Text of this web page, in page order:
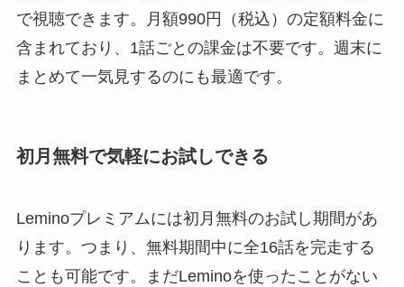
で視聴できます。月額990円（税込）の定額料金に
含まれており、1話ごとの課金は不要です。週末に
まとめて一気見するのにも最適です。
初月無料で気軽にお試しできる
Leminoプレミアムには初月無料のお試し期間があ
ります。つまり、無料期間中に全16話を完走する
ことも可能です。まだLeminoを使ったことがない